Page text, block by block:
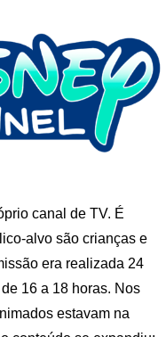
canal de TV. É
alvo são crianças e
era realizada 24
16 a 18 horas. Nos
estavam na